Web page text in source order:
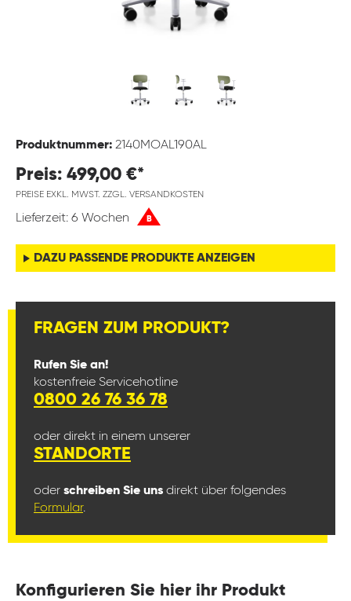
Produktnummer: 2140MOAL190AL
Preis: 499,00 €*
PREISE EXKL. MWST. ZZGL. VERSANDKOSTEN
Lieferzeit: 6 Wochen B
DAZU PASSENDE PRODUKTE ANZEIGEN
FRAGEN ZUM PRODUKT?
Rufen Sie an!
kostenfreie Servicehotline
0800 26 76 36 78
oder direkt in einem unserer
STANDORTE
oder schreiben Sie uns direkt über folgendes
Formular.
Konfigurieren Sie hier ihr Produkt